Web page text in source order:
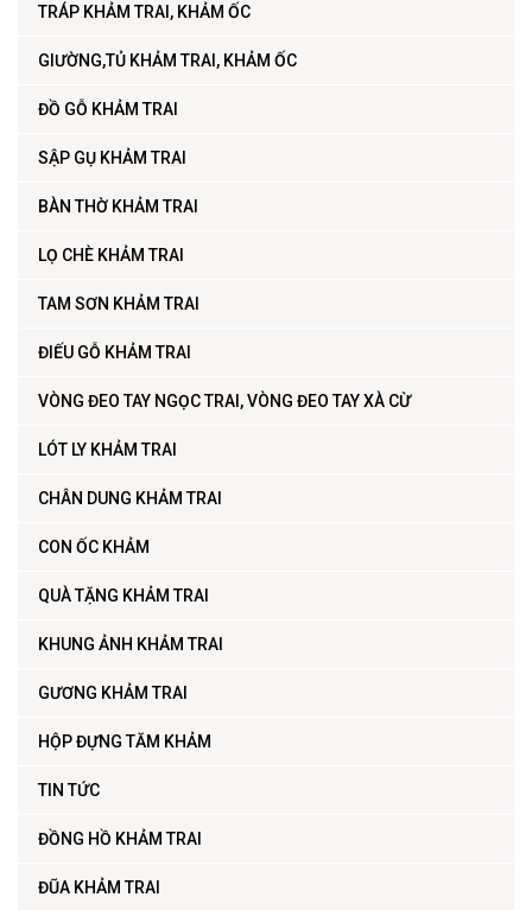
TRÁP KHẢM TRAI, KHẢM ỐC
GIƯỜNG,TỦ KHẢM TRAI, KHẢM ỐC
ĐỒ GỖ KHẢM TRAI
SẬP GỤ KHẢM TRAI
BÀN THỜ KHẢM TRAI
LỌ CHÈ KHẢM TRAI
TAM SƠN KHẢM TRAI
ĐIẾU GỖ KHẢM TRAI
VÒNG ĐEO TAY NGỌC TRAI, VÒNG ĐEO TAY XÀ CỪ
LÓT LY KHẢM TRAI
CHÂN DUNG KHẢM TRAI
CON ỐC KHẢM
QUÀ TẶNG KHẢM TRAI
KHUNG ẢNH KHẢM TRAI
GƯƠNG KHẢM TRAI
HỘP ĐỰNG TĂM KHẢM
TIN TỨC
ĐỒNG HỒ KHẢM TRAI
ĐŨA KHẢM TRAI